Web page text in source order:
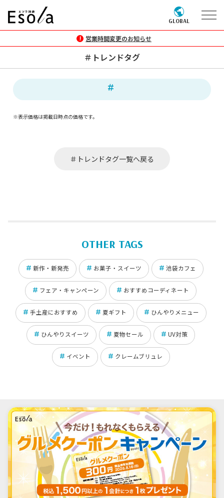
GLOBAL
営業時間変更のお知らせ
＃トレンドタグ
※表示価格は掲載日時点の価格です。
＃トレンドタグ一覧へ戻る
OTHER TAGS
新作・新発売 お菓子・スイーツ 池袋カフェ
フェア・キャンペーン おすすめコーディネート
手土産におすすめ 夏ギフト ひんやりメニュー
ひんやりスイーツ 夏物セール UV対策
イベント クレームブリュレ